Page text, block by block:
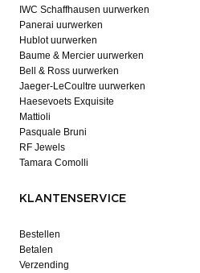
IWC Schaffhausen uurwerken
Panerai uurwerken
Hublot uurwerken
Baume & Mercier uurwerken
Bell & Ross uurwerken
Jaeger-LeCoultre uurwerken
Haesevoets Exquisite
Mattioli
Pasquale Bruni
RF Jewels
Tamara Comolli
KLANTENSERVICE
Bestellen
Betalen
Verzending